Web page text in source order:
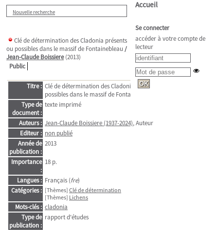
Nouvelle recherche
Clé de détermination des Cladonia présents
ou possibles dans le massif de Fontainebleau /
Jean-Claude Boissiere(2013)
Public
Titre : Clé de détermination des Cladonia présents ou
possibles dans le massif de Fontainebleau
Type de
document :
texte imprimé
Auteurs : Jean-Claude Boissiere (1937-2024), Auteur
Editeur : non publié
Année de
publication :
2013
Importance
:
18 p.
Langues : Français (fre)
Catégories : [Thèmes] Clé de détermination
[Thèmes] Lichens
Mots-clés : cladonia
Type de
publication :
rapport d'études
Accueil
Se connecter
accéder à votre compte de
lecteur